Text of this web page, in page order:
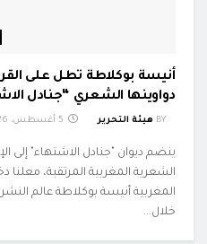
أنيسة بوكلاطة تطل على
دواوينها الشعري “جنادل
BY هيئة التحرير
ينضم ديوان "جنادل الاشتهاء" إلى
الشعرية المغربية المرتقبة، معلنا
المغربية أنيسة بوكلاطة عالم
خلال...